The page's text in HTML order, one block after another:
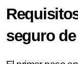
seguro